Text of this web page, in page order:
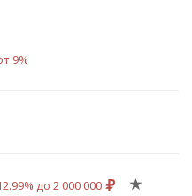
9%
до 2 000 000